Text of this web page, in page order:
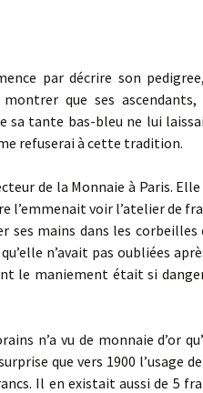
par décrire son
que ses ascendants,
sa tante bas-bleu ne lui
refuserai à cette tradition.
de la Monnaie à Paris. Elle
l’emmenait voir l’atelier de
ses mains dans les corbeilles
n’avait pas oubliées
le maniement était si
n’a vu de monnaie d’or
que vers 1900 l’usage
Il en existait aussi de 5